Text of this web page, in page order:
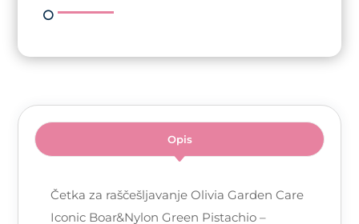
Pistachio
količina
Opis
Četka za raščešljavanje Olivia Garden Care
Iconic Boar&Nylon Green Pistachio –